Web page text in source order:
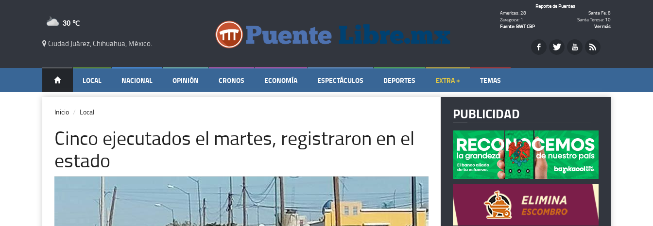
30 ℃
Ciudad Juárez, Chihuahua, México.
Reporte de Puentes
Americas: 28
Santa Fe: 8
Zaragoza: 1
Santa Teresa: 10
Fuente: BWT CBP
Ver más
LOCAL NACIONAL OPINIÓN CRONOS ECONOMÍA ESPECTÁCULOS DEPORTES EXTRA + TEMAS
Inicio Local
Cinco ejecutados el martes, registraron en el
estado
PUBLICIDAD